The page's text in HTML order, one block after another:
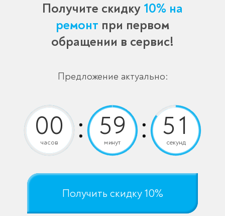
Получите скидку 10% на
ремонт при первом
обращении в сервис!
Предложение актуально:
часов минут секунд
Получить скидку 10%